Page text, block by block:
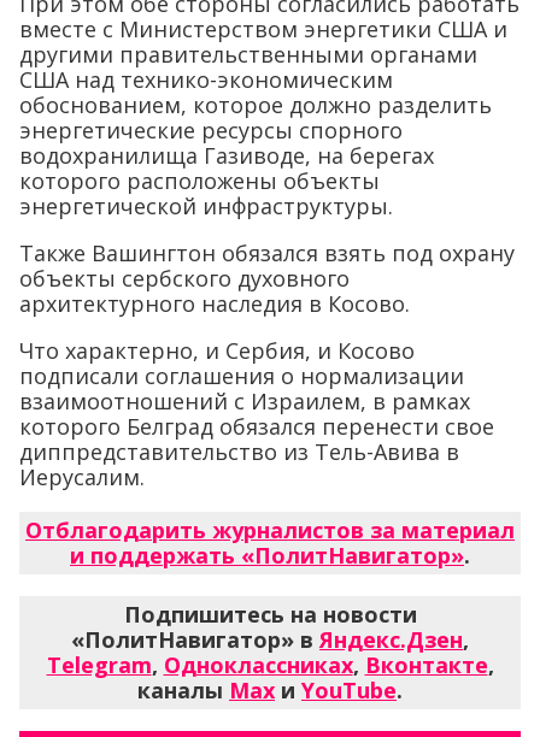
вместе с Министерством энергетики США и
другими правительственными органами
США над технико-экономическим
обоснованием, которое должно разделить
энергетические ресурсы спорного
водохранилища Газиводе, на берегах
которого расположены объекты
энергетической инфраструктуры.
Также Вашингтон обязался взять под охрану
объекты сербского духовного
архитектурного наследия в Косово.
Что характерно, и Сербия, и Косово
подписали соглашения о нормализации
взаимоотношений с Израилем, в рамках
которого Белград обязался перенести свое
диппредставительство из Тель-Авива в
Иерусалим.
Отблагодарить журналистов за материал
и поддержать «ПолитНавигатор».
Подпишитесь на новости
«ПолитНавигатор» вЯндекс.Дзен,
Telegram, Одноклассниках, Вконтакте,
каналы Max и YouTube.